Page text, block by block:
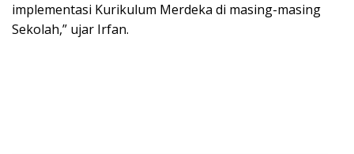
implementasi Kurikulum Merdeka di masing-masing
Sekolah,” ujar Irfan.